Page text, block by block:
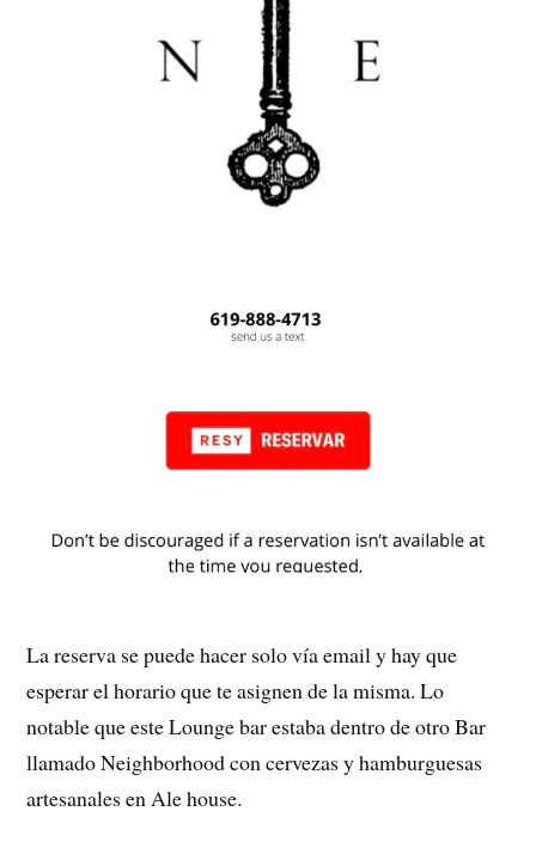
La reserva se puede hacer solo vía email y hay que
esperar el horario que te asignen de la misma. Lo
notable que este Lounge bar estaba dentro de otro Bar
llamado Neighborhood con cervezas y hamburguesas
artesanales en Ale house.